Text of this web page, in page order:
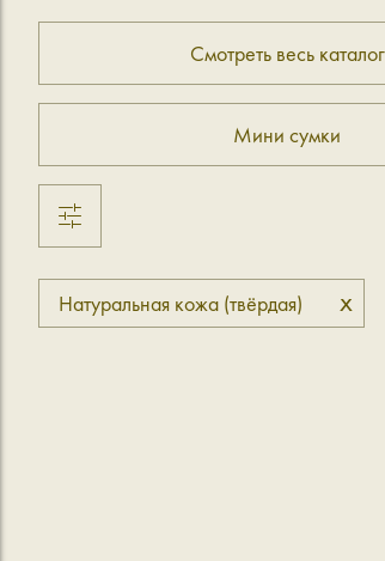
Смотреть весь каталог
Мини сумки
Натуральная кожа (твёрдая) x